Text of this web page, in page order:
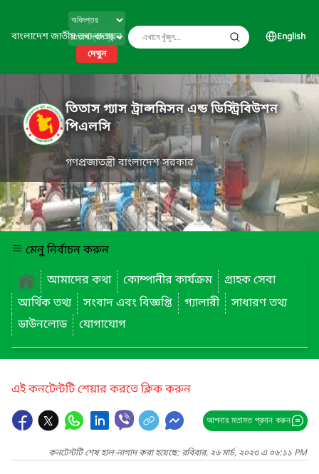
বাংলাদেশ জাতীয় তথ্য বাতায়ন
দেখুন
English
তিতাস গ্যাস ট্রান্সমিসন এন্ড ডিস্ট্রিবিউশন
পিএলসি
গণপ্রজাতন্ত্রী বাংলাদেশ সরকার
মেনু নির্বাচন করুন
আমাদের কথা
কোম্পানীর কার্যক্রম
গ্রাহক সেবা
আর্থিক তথ্য
সংবাদ এবং বিজ্ঞপ্তি গ্যালারী
সাধারণ তথ্য
ডাউনলোড
যোগাযোগ
এই কনটেন্টটি শেয়ার করতে ক্লিক করুন
আপনার মতামত প্রদান করুন
কনটেন্টটি শেষ হাল-নাগাদ করা হয়েছে: রবিবার, ২৬ মার্চ, ২০২৩ এ ০৬:১১ PM